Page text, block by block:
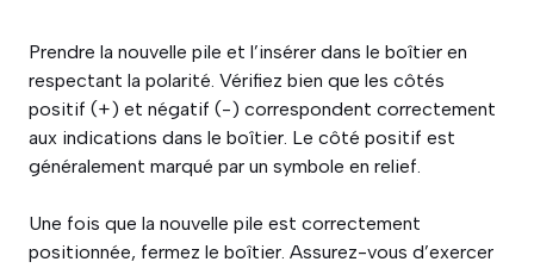
Prendre la nouvelle pile et l’insérer dans le boîtier en
respectant la polarité. Vérifiez bien que les côtés
positif (+) et négatif (-) correspondent correctement
aux indications dans le boîtier. Le côté positif est
généralement marqué par un symbole en relief.
Une fois que la nouvelle pile est correctement
positionnée, fermez le boîtier. Assurez-vous d’exercer